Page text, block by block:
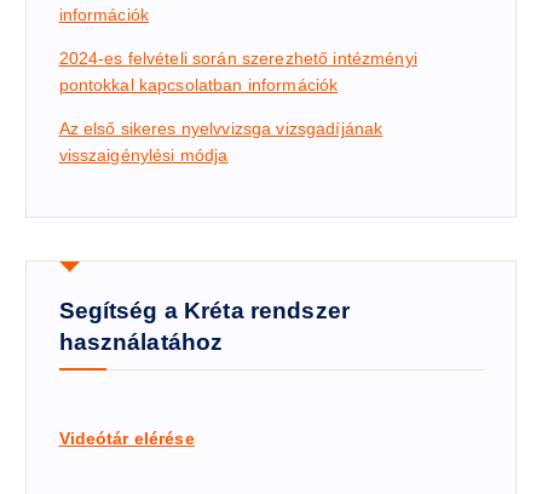
információk
2024-es felvételi során szerezhető intézményi
pontokkal kapcsolatban információk
Az első sikeres nyelvvizsga vizsgadíjának
visszaigénylési módja
Segítség a Kréta rendszer
használatához
Videótár elérése